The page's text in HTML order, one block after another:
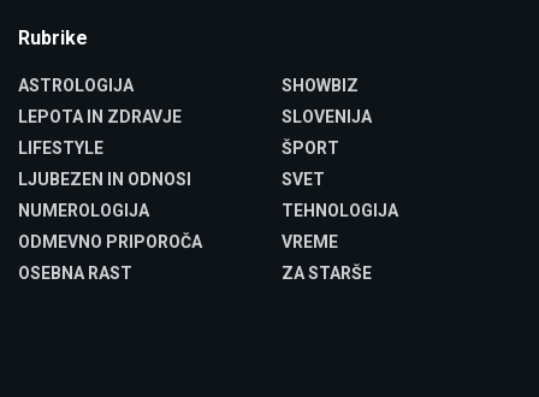
Rubrike
ASTROLOGIJA
LEPOTA IN ZDRAVJE
LIFESTYLE
LJUBEZEN IN ODNOSI
NUMEROLOGIJA
ODMEVNO PRIPOROČA
OSEBNA RAST
SHOWBIZ
SLOVENIJA
ŠPORT
SVET
TEHNOLOGIJA
VREME
ZA STARŠE